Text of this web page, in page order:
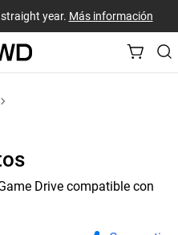
year. Más información
Drive compatible con